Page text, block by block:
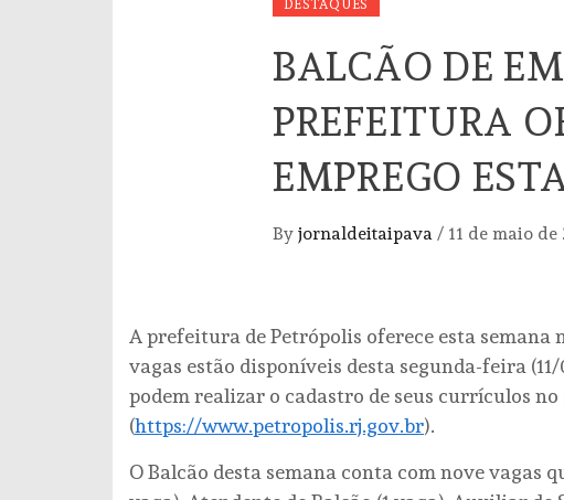
DESTAQUES
BALCÃO DE
PREFEITURA
EMPREGO
By jornaldeitaipava / 11 de maio de
A prefeitura de Petrópolis oferece esta semana
vagas estão disponíveis desta segunda-feira
podem realizar o cadastro de seus currículos
(https://www.petropolis.rj.gov.br).
O Balcão desta semana conta com nove vagas